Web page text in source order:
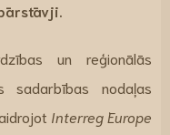
un reģionālās
sadarbības nodaļas
Interreg Europe